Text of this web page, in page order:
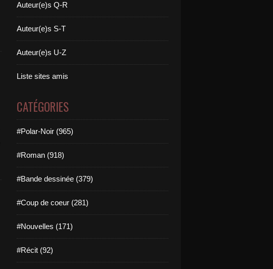
Auteur(e)s Q-R
Auteur(e)s S-T
Auteur(e)s U-Z
Liste sites amis
CATÉGORIES
#Polar-Noir (965)
#Roman (918)
#Bande dessinée (379)
#Coup de coeur (281)
#Nouvelles (171)
#Récit (92)